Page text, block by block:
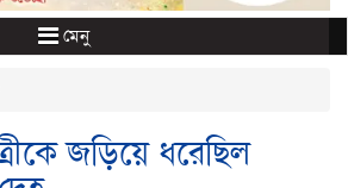
মেনু
জড়িয়ে ধরেছিল